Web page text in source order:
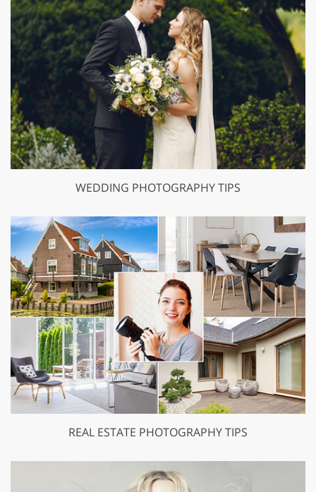
WEDDING PHOTOGRAPHY TIPS
REAL ESTATE PHOTOGRAPHY TIPS